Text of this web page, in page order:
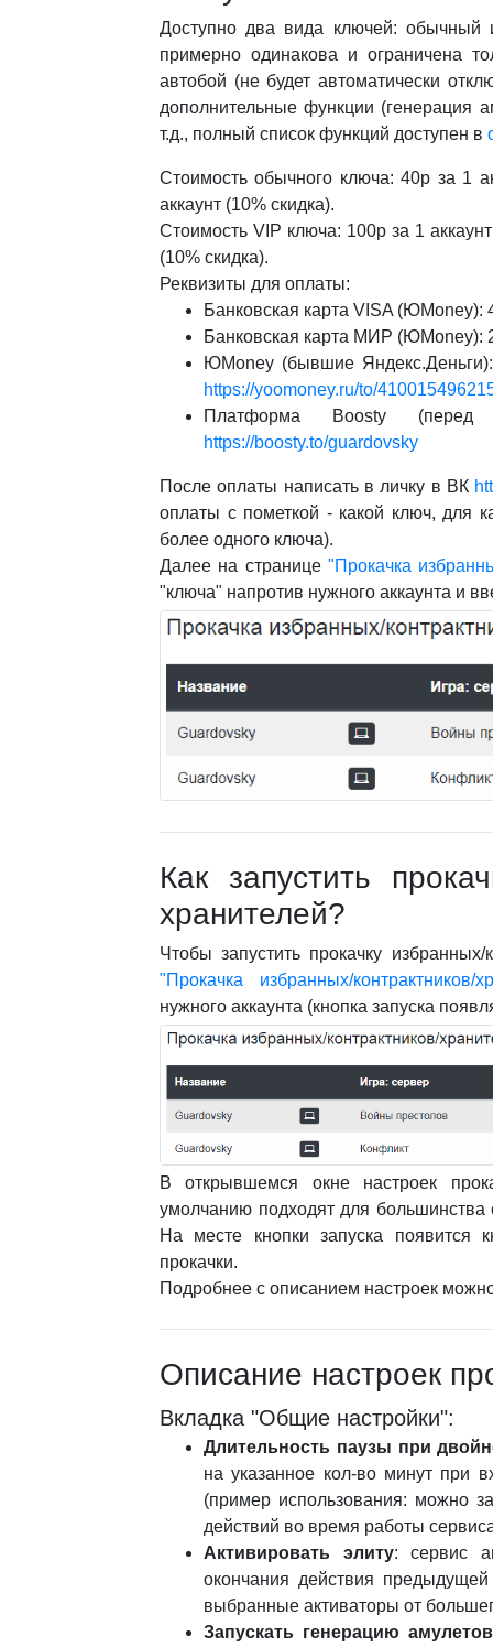
Доступно два вида ключей: обычный
примерно одинакова и ограничена
автобой (не будет автоматически
дополнительные функции (генерация
т.д., полный список функций доступен в
Стоимость обычного ключа: 40р за 1
аккаунт (10% скидка).
Стоимость VIP ключа: 100р за 1
(10% скидка).
Реквизиты для оплаты:
Банковская карта VISA (ЮMoney):
Банковская карта МИР (ЮMoney):
ЮMoney (бывшие
https://yoomoney.ru/to/
Платформа Boosty
https://boosty.to/guardovsky
После оплаты написать в личку в ВК
оплаты с пометкой - какой ключ, для
более одного ключа).
Далее на странице "Прокачка
"ключа" напротив нужного аккаунта и
Как запустить
хранителей?
Чтобы запустить прокачку избранных/
"Прокачка избранных/контрактников/
нужного аккаунта (кнопка запуска
В открывшемся окне настроек
умолчанию подходят для большинства
На месте кнопки запуска появится
прокачки.
Подробнее с описанием настроек
Описание настроек
Вкладка "Общие настройки":
Длительность паузы при
на указанное кол-во минут при
(пример использования: можно
действий во время работы
Активировать элиту: сервис
окончания действия
выбранные активаторы от
Запускать генерацию